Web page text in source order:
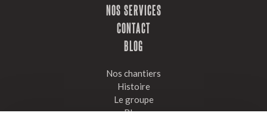
NOS SERVICES
CONTACT
BLOG
Nos chantiers
Histoire
Le groupe
Blog